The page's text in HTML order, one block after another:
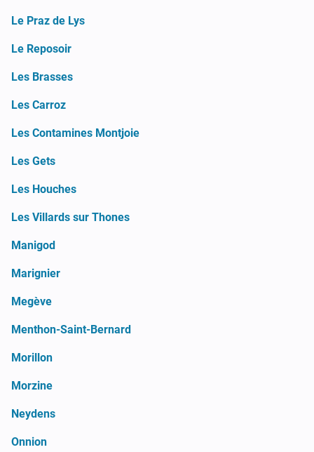
Le Praz de Lys
Le Reposoir
Les Brasses
Les Carroz
Les Contamines Montjoie
Les Gets
Les Houches
Les Villards sur Thones
Manigod
Marignier
Megève
Menthon-Saint-Bernard
Morillon
Morzine
Neydens
Onnion